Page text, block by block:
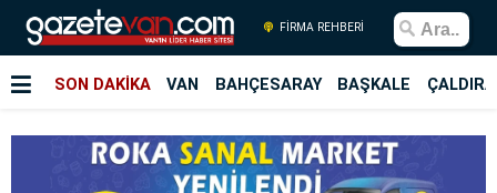
FİRMA REHBERİ
SON DAKİKA VAN BAHÇESARAY BAŞKALE